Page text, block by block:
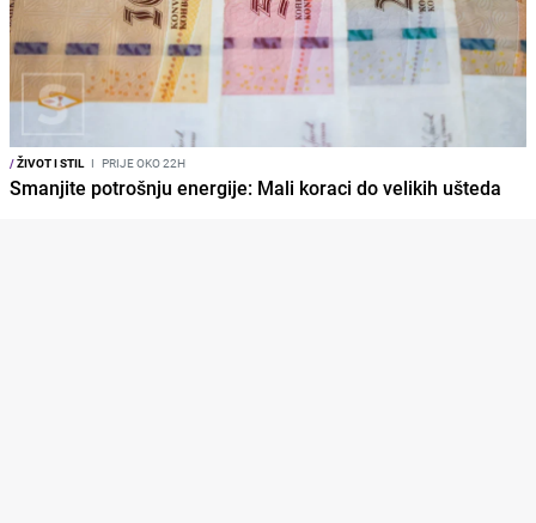
/ŽIVOT I STIL I PRIJE OKO 22H
Smanjite potrošnju energije: Mali koraci do velikih ušteda